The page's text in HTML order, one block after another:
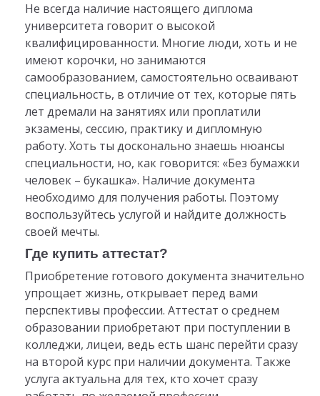
Не всегда наличие настоящего диплома
университета говорит о высокой
квалифицированности. Многие люди, хоть и не
имеют корочки, но занимаются
самообразованием, самостоятельно осваивают
специальность, в отличие от тех, которые пять
лет дремали на занятиях или проплатили
экзамены, сессию, практику и дипломную
работу. Хоть ты досконально знаешь нюансы
специальности, но, как говорится: «Без бумажки
человек – букашка». Наличие документа
необходимо для получения работы. Поэтому
воспользуйтесь услугой и найдите должность
своей мечты.
Где купить аттестат?
Приобретение готового документа значительно
упрощает жизнь, открывает перед вами
перспективы профессии. Аттестат о среднем
образовании приобретают при поступлении в
колледжи, лицеи, ведь есть шанс перейти сразу
на второй курс при наличии документа. Также
услуга актуальна для тех, кто хочет сразу